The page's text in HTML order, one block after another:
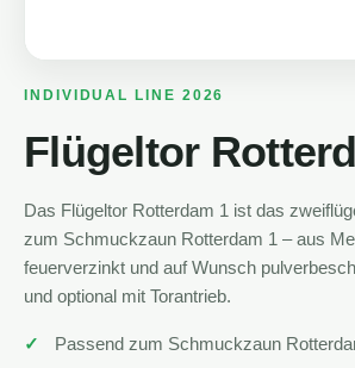
INDIVIDUAL LINE 2026
Flügeltor
Das Flügeltor Rotterdam 1 ist das
zum Schmuckzaun Rotterdam 1 – aus
feuerverzinkt und auf Wunsch
und optional mit Torantrieb.
Passend zum Schmuckzaun